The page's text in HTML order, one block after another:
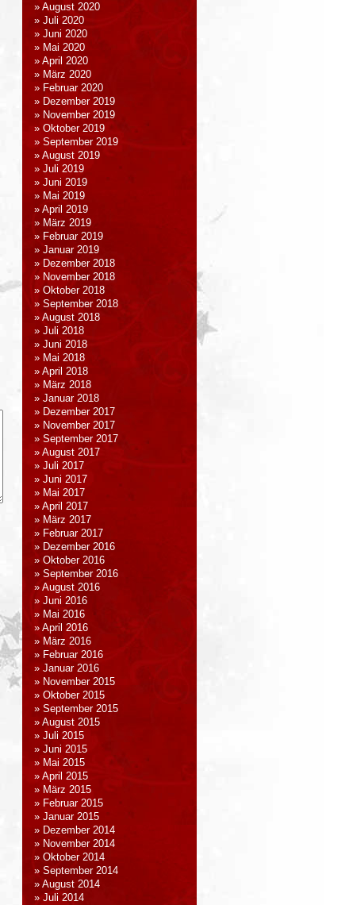
August 2020
Juli 2020
Juni 2020
Mai 2020
April 2020
März 2020
Februar 2020
Dezember 2019
November 2019
Oktober 2019
September 2019
August 2019
Juli 2019
Juni 2019
Mai 2019
April 2019
März 2019
Februar 2019
Januar 2019
Dezember 2018
November 2018
Oktober 2018
September 2018
August 2018
Juli 2018
Juni 2018
Mai 2018
April 2018
März 2018
Januar 2018
Dezember 2017
November 2017
September 2017
August 2017
Juli 2017
Juni 2017
Mai 2017
April 2017
März 2017
Februar 2017
Dezember 2016
Oktober 2016
September 2016
August 2016
Juni 2016
Mai 2016
April 2016
März 2016
Februar 2016
Januar 2016
November 2015
Oktober 2015
September 2015
August 2015
Juli 2015
Juni 2015
Mai 2015
April 2015
März 2015
Februar 2015
Januar 2015
Dezember 2014
November 2014
Oktober 2014
September 2014
August 2014
Juli 2014